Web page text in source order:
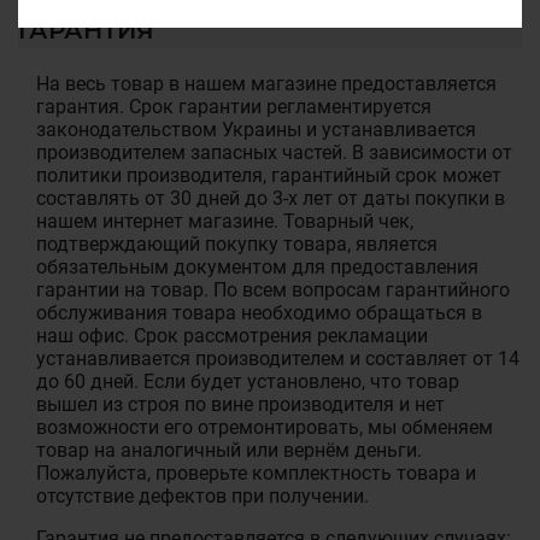
ГАРАНТИЯ
На весь товар в нашем магазине предоставляется
гарантия. Срок гарантии регламентируется
законодательством Украины и устанавливается
производителем запасных частей. В зависимости от
политики производителя, гарантийный срок может
составлять от 30 дней до 3-х лет от даты покупки в
нашем интернет магазине. Товарный чек,
подтверждающий покупку товара, является
обязательным документом для предоставления
гарантии на товар. По всем вопросам гарантийного
обслуживания товара необходимо обращаться в
наш офис. Срок рассмотрения рекламации
устанавливается производителем и составляет от 14
до 60 дней. Если будет установлено, что товар
вышел из строя по вине производителя и нет
возможности его отремонтировать, мы обменяем
товар на аналогичный или вернём деньги.
Пожалуйста, проверьте комплектность товара и
отсутствие дефектов при получении.